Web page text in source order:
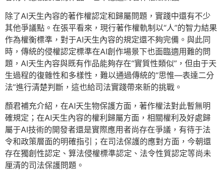
除了AI天生內容的著作權認定和歸屬問題，實踐中還有不少
其他爭議點。在張平看來，現行著作權軌制以“人”的智力結果
作為權衡標準，對于AI天生內容的規定還不夠完備。與此同
時，傳統的侵權認定標準在AI創作場景下也面臨適用難的問
題，AI天生內容與既有作品能夠存在“實質性類似”，但由于天
生過程的復雜性和多樣性，難以通過傳統的“思惟—表達二分
法”進行清楚判斷，這也給司法實踐帶來新的挑戰。
顏君補充介紹，在AI天生物保護方面，著作權法對此暫無明
確規定；在AI天生內容的權利歸屬方面，相關權利及好處歸
屬于AI技術的開發者還是實際應用者尚存在爭議，有待于法
令和政策層面的明確指引；在司法保護的應對方面，今朝還
存在獨創性認定、算法侵權標準認定、法令性質認定等尚未
厘清的司法保護問題。